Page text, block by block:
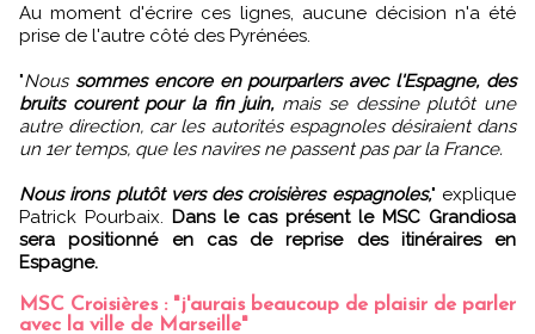
Au moment d'écrire ces lignes, aucune décision n'a été
prise de l'autre côté des Pyrénées.
"Nous sommes encore en pourparlers avec l'Espagne, des
bruits courent pour la fin juin,mais se dessine plutôt une
autre direction, car les autorités espagnoles désiraient dans
un 1er temps, que les navires ne passent pas par la France.
Nous irons plutôt vers des croisières espagnoles," explique
Patrick Pourbaix. Dans le cas présent le MSC Grandiosa
sera positionné en cas de reprise des itinéraires en
Espagne.
MSC Croisières : "j'aurais beaucoup de plaisir de parler
avec la ville de Marseille"